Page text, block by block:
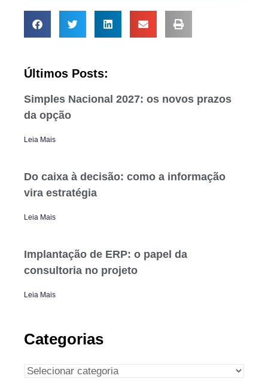
Últimos Posts:
Simples Nacional 2027: os novos prazos
da opção
Leia Mais
Do caixa à decisão: como a informação
vira estratégia
Leia Mais
Implantação de ERP: o papel da
consultoria no projeto
Leia Mais
Categorias